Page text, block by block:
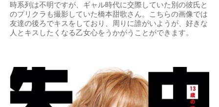
時系列は不明ですが、ギャル時代に交際していた別の彼氏と
のプリクラも撮影していた橋本甜歌さん。こちらの画像では
友達の後ろでキスをしており、周りに誰がいようが、好きな
人とキスしたくなる乙女心をうかがうことができます。